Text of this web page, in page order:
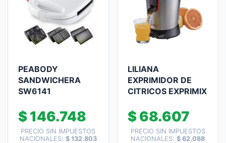
PEABODY
SANDWICHERA
SW6141
$146.748
PRECIO SIN IMPUESTOS
NACIONALES: $132.803
LILIANA
EXPRIMIDOR DE
CITRICOS EXPRIMIX
$68.607
PRECIO SIN IMPUESTOS
NACIONALES:$ 62.088